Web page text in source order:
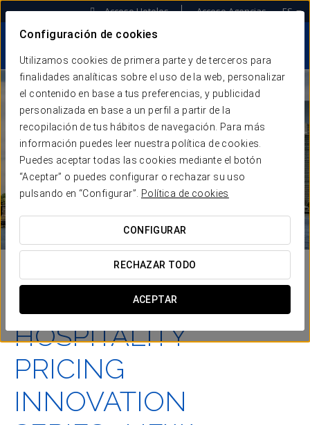
Configuración de cookies
Utilizamos cookies de primera parte y de terceros para
finalidades analíticas sobre el uso de la web, personalizar
el contenido en base a tus preferencias, y publicidad
personalizada en base a un perfil a partir de la
recopilación de tus hábitos de navegación. Para más
información puedes leer nuestra política de cookies.
Puedes aceptar todas las cookies mediante el botón
“Aceptar” o puedes configurar o rechazar su uso
pulsando en “Configurar”.
Política de cookies
CONFIGURAR
RECHAZAR TODO
ACEPTAR
Acceso Hoteles Acceso Agencias ES
HOSPITALITY
PRICING
INNOVATION